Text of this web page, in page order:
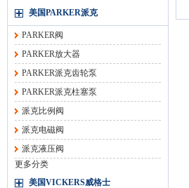
美国PARKER派克
PARKER阀
PARKER放大器
PARKER派克齿轮泵
PARKER派克柱塞泵
派克比例阀
派克电磁阀
派克液压阀
更多分类
美国VICKERS威格士